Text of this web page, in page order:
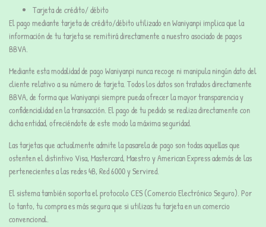
Tarjeta de crédito/ débito
El pago mediante tarjeta de crédito/débito utilizado en Waniyanpi implica que la
información de tu tarjeta se remitirá directamente a nuestro asociado de pagos
BBVA.
Mediante esta modalidad de pago Waniyanpi nunca recoge ni manipula ningún dato del
cliente relativo a su número de tarjeta. Todos los datos son tratados directamente
BBVA, de forma que Waniyanpi siempre pueda ofrecer la mayor transparencia y
confidencialidad en la transacción. El pago de tu pedido se realiza directamente con
dicha entidad, ofreciéndote de este modo la máxima seguridad.
Las tarjetas que actualmente admite la pasarela de pago son todas aquellas que
ostenten el distintivo Visa, Mastercard, Maestro y American Express además de las
pertenecientes a las redes 4B, Red 6000 y Servired.
El sistema también soporta el protocolo CES (Comercio Electrónico Seguro). Por
lo tanto, tu compra es más segura que si utilizas tu tarjeta en un comercio
convencional.